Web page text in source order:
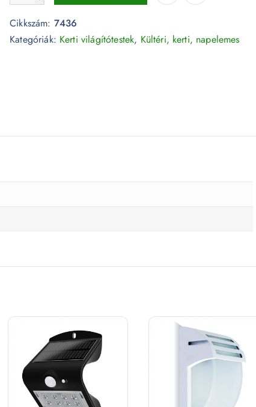
Cikkszám: 7436
Kategóriák: Kerti világítótestek, Kültéri, kerti, napelemes